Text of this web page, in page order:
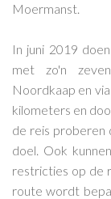
Moermanst.
In juni 2019
met zo'n
Noordkaap en
kilometers en
de reis proberen
doel. Ook
restricties op de
route wordt